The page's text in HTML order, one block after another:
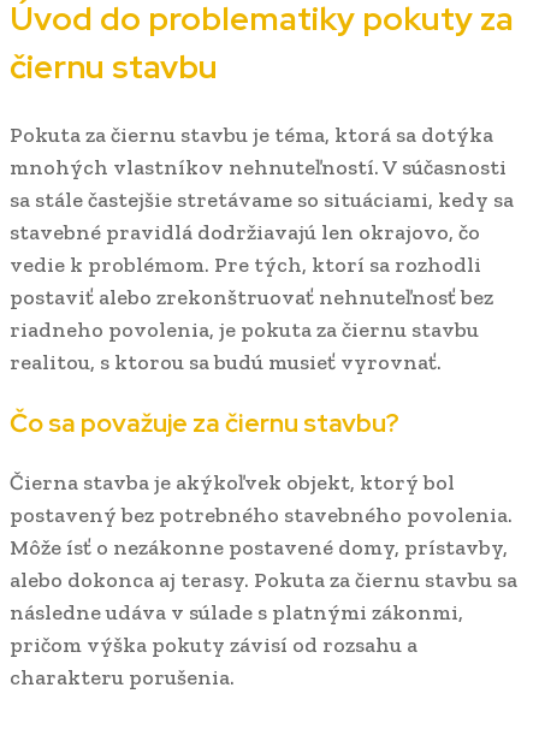
Úvod do problematiky pokuty za
čiernu stavbu
Pokuta za čiernu stavbu je téma, ktorá sa dotýka
mnohých vlastníkov nehnuteľností. V súčasnosti
sa stále častejšie stretávame so situáciami, kedy sa
stavebné pravidlá dodržiavajú len okrajovo, čo
vedie k problémom. Pre tých, ktorí sa rozhodli
postaviť alebo zrekonštruovať nehnuteľnosť bez
riadneho povolenia, je pokuta za čiernu stavbu
realitou, s ktorou sa budú musieť vyrovnať.
Čo sa považuje za čiernu stavbu?
Čierna stavba je akýkoľvek objekt, ktorý bol
postavený bez potrebného stavebného povolenia.
Môže ísť o nezákonne postavené domy, prístavby,
alebo dokonca aj terasy. Pokuta za čiernu stavbu sa
následne udáva v súlade s platnými zákonmi,
pričom výška pokuty závisí od rozsahu a
charakteru porušenia.